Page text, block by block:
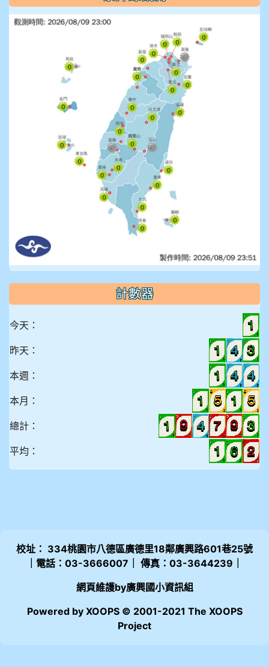
計數器
今天：
昨天：
本週：
本月：
總計：
平均：
校址： 334桃園市八德區廣德里18鄰廣興路601巷25號
｜電話：03-3666007｜ 傳真：03-3644239｜
網頁維護by廣興國小資訊組
Powered by XOOPS © 2001-2021 The XOOPS
Project